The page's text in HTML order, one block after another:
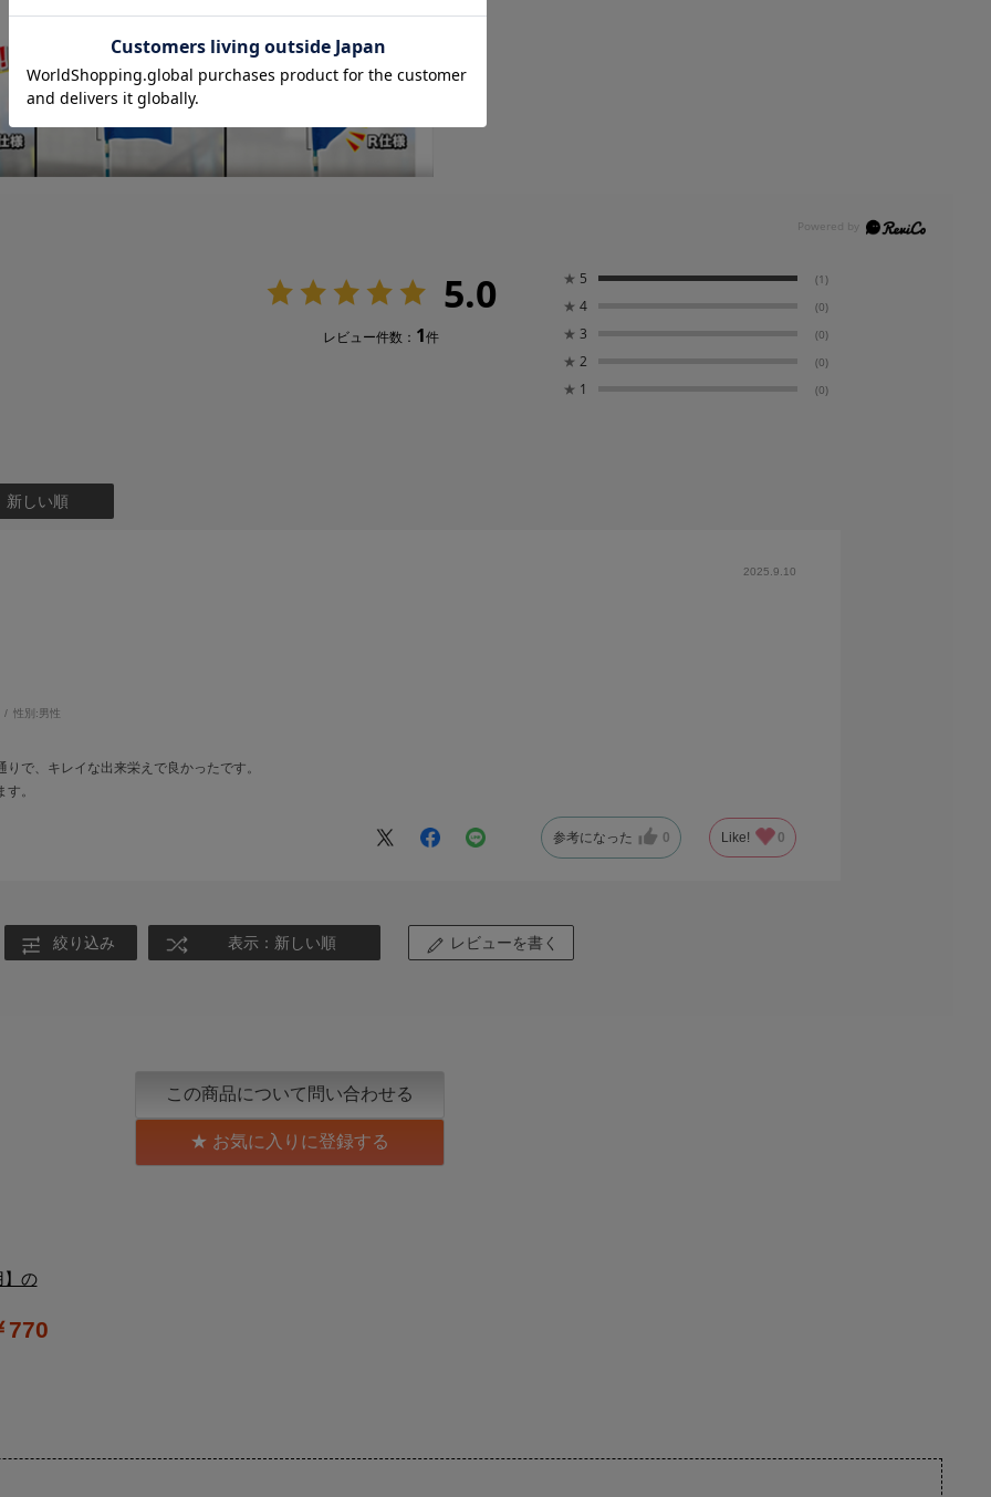
5.0
レビュー件数： 1件
★ 5 (1)
★ 4 (0)
★ 3 (0)
★ 2 (0)
★ 1 (0)
新しい順
2025.9.10
性別:男性
で、キレイな出来栄えで良かったです。
。
参考になった 0 Like! 0
絞り込み 表示：新しい順 レビューを書く
この商品について問い合わせる
お気に入りに登録する
】の
770